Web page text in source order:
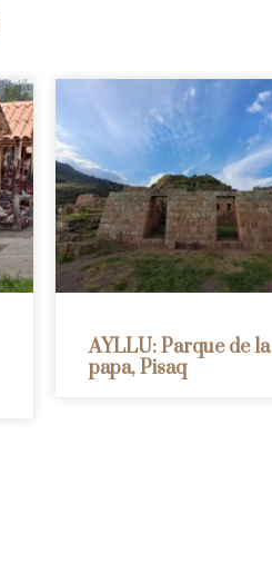
AYLLU: Parque de la
papa, Pisaq